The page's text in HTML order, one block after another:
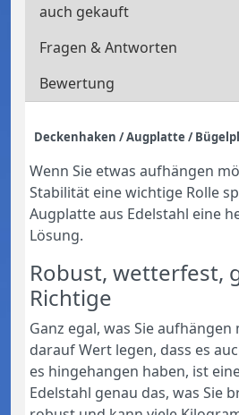
auch gekauft
Fragen & Antworten
Bewertung
Deckenhaken / Augplatte /
Wenn Sie etwas aufhängen
Stabilität eine wichtige Rolle
Augplatte aus Edelstahl eine
Lösung.
Robust, wetterfest,
Richtige
Ganz egal, was Sie aufhängen
darauf Wert legen, dass es
es hingehangen haben, ist
Edelstahl genau das, was Sie